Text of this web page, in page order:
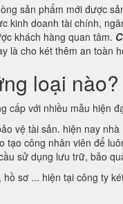
sản phẩm mới được
kinh doanh tài chính,
khách hàng quan tâm.
là cho két thêm an toàn
loại nào?
cấp với nhiều mẫu hiện
vệ tài sản. hiện nay
tạo công nhân viên để
sử dụng lưu trữ, bảo
sơ ... hiện tại công ty